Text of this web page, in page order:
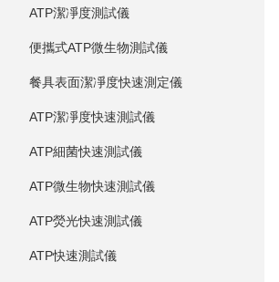
ATP潔凈度測試儀
便攜式ATP微生物測試儀
餐具表面潔凈度快速測定儀
ATP潔凈度快速測試儀
ATP細菌快速測試儀
ATP微生物快速測試儀
ATP熒光快速測試儀
ATP快速測試儀